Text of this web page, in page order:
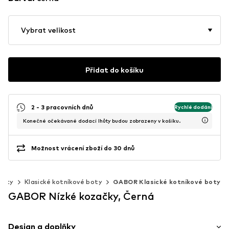
Vybrat velikost
Přidat do košíku
2 - 3 pracovních dnů Rychlé dodání
Konečné očekávané dodací lhůty budou zobrazeny v košíku.
Možnost vrácení zboží do 30 dnů
Klasické kotníkové boty GABOR Klasické kotníkové boty
GABOR Nízké kozačky, Černá
Design a doplňky